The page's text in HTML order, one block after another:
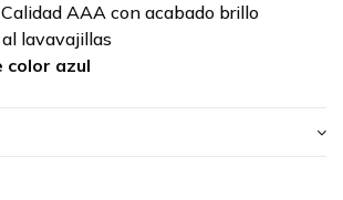
AAA con acabado brillo
lavavajillas
color azul